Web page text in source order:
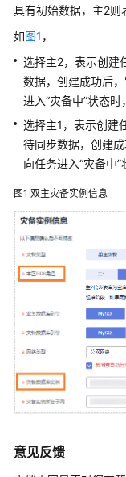
品
绍
计
费
明
快
速
门
用
户
南
最
佳
实
践
全
具有初始数据，主2则
如图1 ，
选择主2，表示创建
数据，创建成功后
进入“灾备中”状态时
选择主1，表示创建
待同步数据，创建
向任务进入“灾备中”
图1 双主灾备实例信息
意见反馈